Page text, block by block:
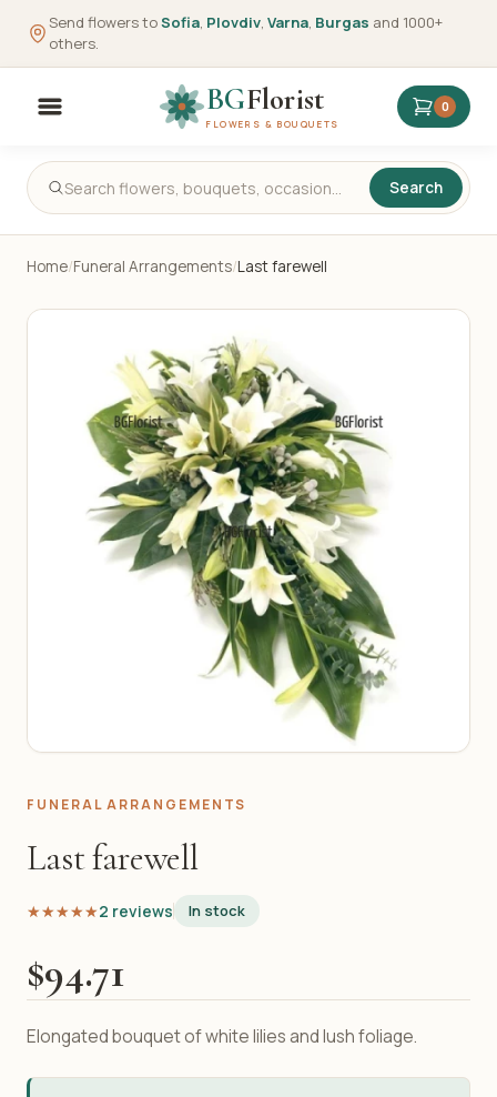
Send flowers toSofia, Plovdiv, Varna, Burgas and 1000+
others.
BGFlorist
FLOWERS & BOUQUETS
0
Search
Home/Funeral Arrangements/Last farewell
FUNERAL ARRANGEMENTS
Last farewell
★★★★★
★★★★★2 reviews In stock
$94.71
Elongated bouquet of white lilies and lush foliage.